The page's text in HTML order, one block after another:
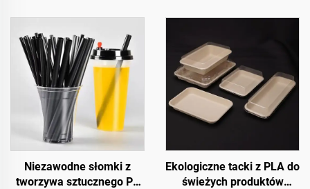
Niezawodne słomki z
tworzywa sztucznego PP
Ekologiczne tacki z PLA do
świeżych produktów